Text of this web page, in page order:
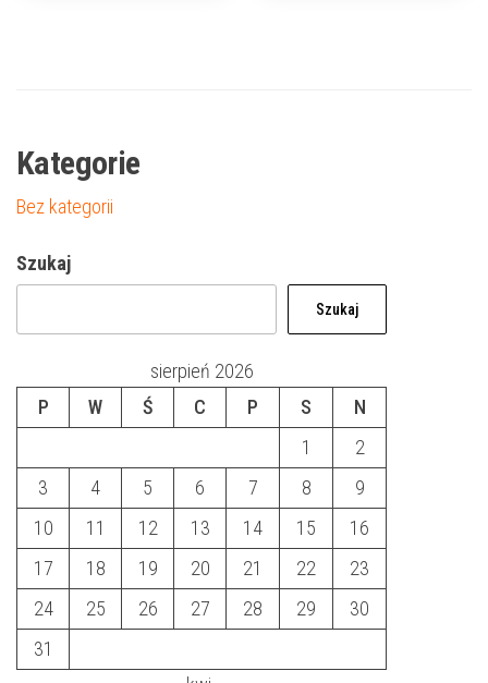
Kategorie
Bez kategorii
Szukaj
Szukaj
sierpień 2026
P
W Ś C P S
N
1
2
3
4 5 6 7 8
9
10
11 12 13 14 15
16
17
18 19 20 21 22
23
24
25 26 27 28 29
30
31